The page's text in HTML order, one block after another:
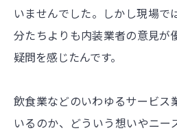
いませんでした。しかし現場で
分たちよりも内装業者の意見が
疑問を感じたんです。
飲食業などのいわゆるサービス
いるのか、どういう想いやニー